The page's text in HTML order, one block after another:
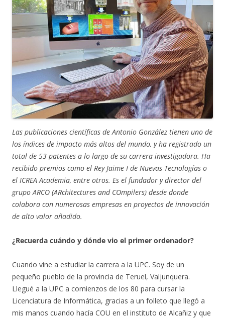
Las publicaciones científicas de Antonio González tienen uno de
los índices de impacto más altos del mundo, y ha registrado un
total de 53 patentes a lo largo de su carrera investigadora. Ha
recibido premios como el Rey Jaime I de Nuevas Tecnologías o
el ICREA Academia, entre otros. Es el fundador y director del
grupo ARCO (ARchitectures and COmpilers) desde donde
colabora con numerosas empresas en proyectos de innovación
de alto valor añadido.
¿Recuerda cuándo y dónde vio el primer ordenador?
Cuando vine a estudiar la carrera a la UPC. Soy de un
pequeño pueblo de la provincia de Teruel, Valjunquera.
Llegué a la UPC a comienzos de los 80 para cursar la
Licenciatura de Informática, gracias a un folleto que llegó a
mis manos cuando hacía COU en el instituto de Alcañiz y que